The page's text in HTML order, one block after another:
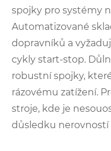
spojky pro systémy
Automatizované
dopravníků a
cykly start-stop.
robustní spojky,
rázovému zatížení.
stroje, kde je
důsledku nerovností